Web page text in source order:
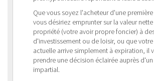
Que vous soyez l'acheteur d'une
vous désiriez emprunter sur la valeur
propriété (votre avoir propre foncier) à
d'investissement ou de loisir, ou que
actuelle arrive simplement à expiration, il
prendre une décision éclairée auprès
impartial.